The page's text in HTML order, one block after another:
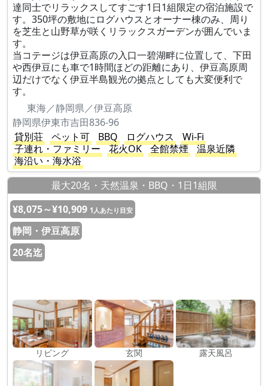
達同士でリラックスしてすごす1日1組限定の宿泊施設で
す。350坪の敷地にログハウスとオーナー棟のみ、周り
を芝生と山野草が咲くリラックスガーデンが囲んでいま
す。
当コテージは伊豆高原の入口一碧湖畔に位置して、下田
や西伊豆にも車で1時間ほどの距離にあり、伊豆高原周
辺だけでなく伊豆半島観光の拠点としても大変便利で
す。
東海／静岡県／伊豆高原
静岡県伊東市吉田836-96
貸別荘
ペット可 BBQ ログハウス
Wi-Fi
子連れ・ファミリー
花火OK 全館禁煙
温泉近隣
海沿い・海水浴
最大20名・天然温泉・BBQ・1日1組限
¥8,075～¥10,909 1人あたり目安
静岡・伊豆高原
20名迄
リビング 玄関 露天風呂